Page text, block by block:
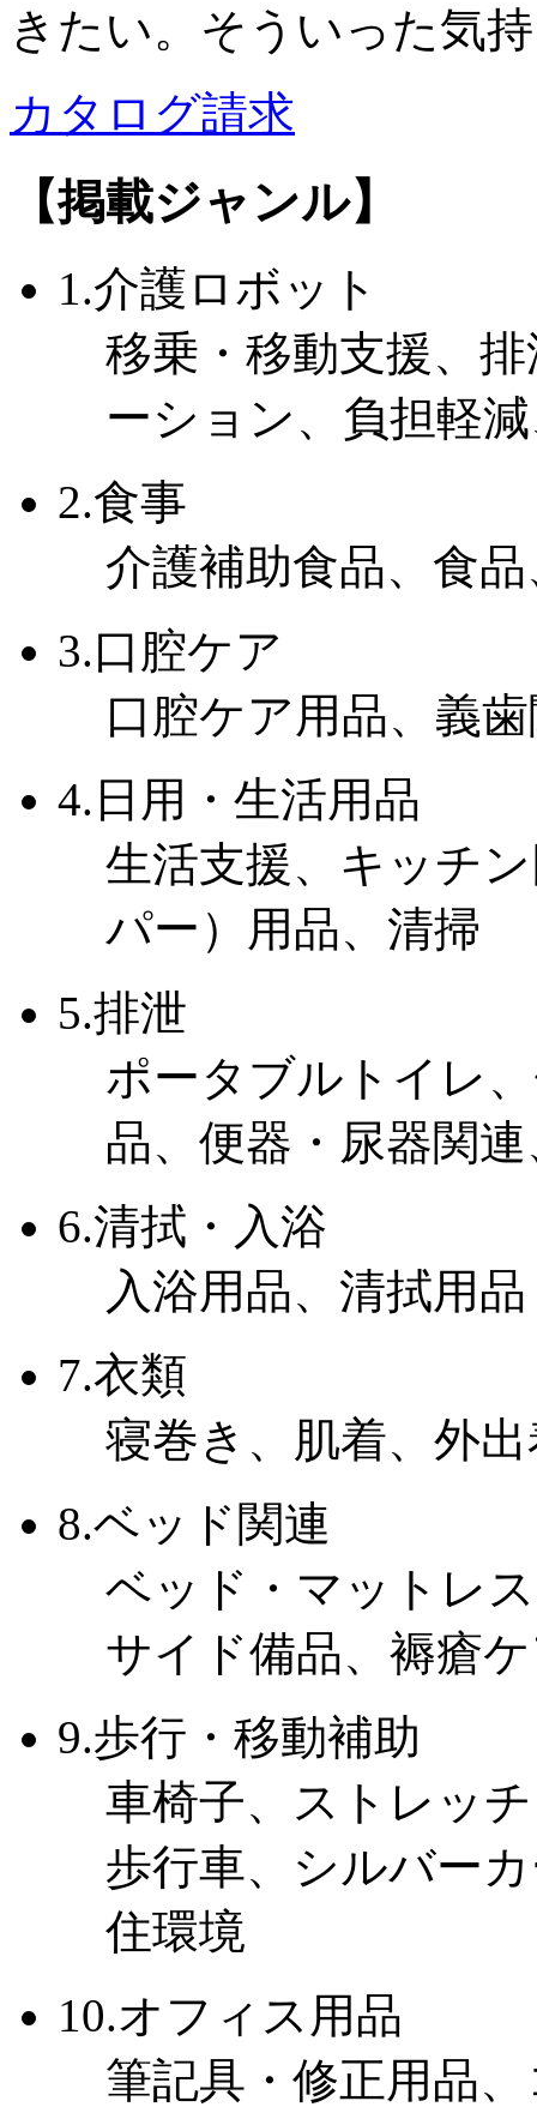
きたい。そういった気
カタログ請求
【掲載ジャンル】
1.介護ロボット
移乗・移動支援、
ーション、負担軽
2.食事
介護補助食品、食
3.口腔ケア
口腔ケア用品、義
4.日用・生活用品
生活支援、キッチ
パー）用品、清掃
5.排泄
ポータブルトイレ
品、便器・尿器関
6.清拭・入浴
入浴用品、清拭用品
7.衣類
寝巻き、肌着、外
8.ベッド関連
ベッド・マットレ
サイド備品、褥瘡
9.歩行・移動補助
車椅子、ストレッ
歩行車、シルバー
住環境
10.オフィス用品
筆記具・修正用品